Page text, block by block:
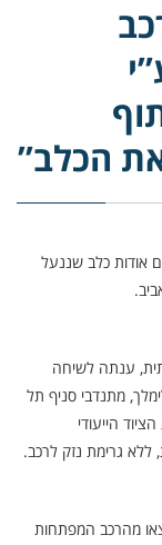
הכלב”
אודות כלב שננעל
ענתה לשיחה
מתנדבי סניף תל
הייעודי
ללא גרימת נזק לרכב.
מהרכב המפתחות